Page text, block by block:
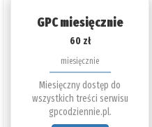
GPC miesięcznie
60 zł
miesięcznie
Miesięczny dostęp do
wszystkich treści serwisu
gpcodziennie.pl.